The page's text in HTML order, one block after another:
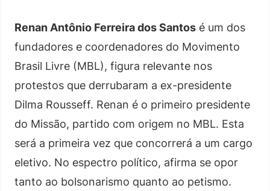
Renan Antônio Ferreira dos Santos é um dos
fundadores e coordenadores do Movimento
Brasil Livre (MBL), figura relevante nos
protestos que derrubaram a ex-presidente
Dilma Rousseff. Renan é o primeiro presidente
do Missão, partido com origem no MBL. Esta
será a primeira vez que concorrerá a um cargo
eletivo. No espectro político, afirma se opor
tanto ao bolsonarismo quanto ao petismo.